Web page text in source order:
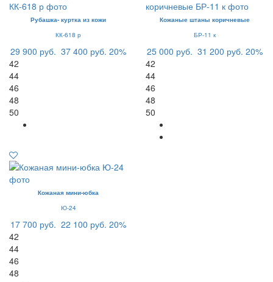
Рубашка- куртка из кожи
КК-618 р
29 900 руб. 37 400 руб. 20%
42
44
46
48
50
Кожаные штаны коричневые
БР-11 к
25 000 руб. 31 200 руб. 20%
42
44
46
48
50
Кожаная мини-юбка
Ю-24
17 700 руб. 22 100 руб. 20%
42
44
46
48